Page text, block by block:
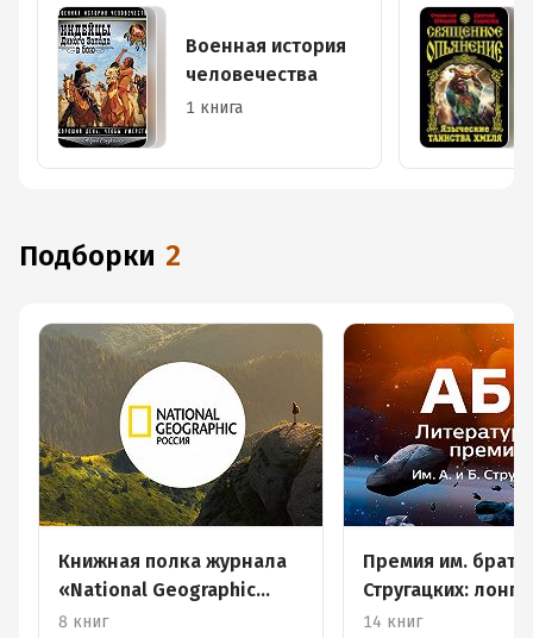
Военная история
человечества
1 книга
Подборки 2
Книжная полка журнала
«National Geographic
Россия»
8 книг
Премия им.
Стругацких: лонг-
2019
14 книг